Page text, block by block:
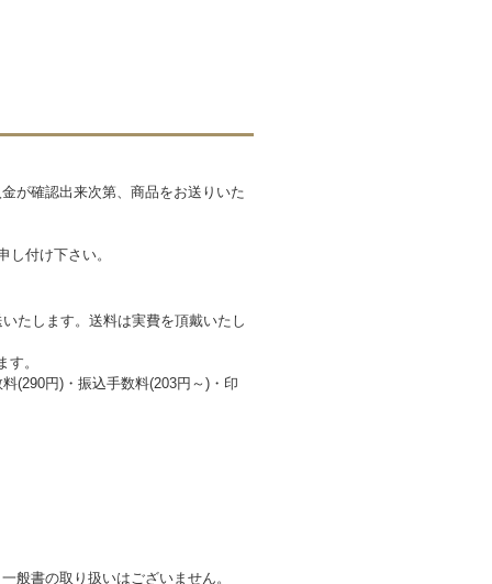
が確認出来次第、商品をお送りいた
付け下さい。
たします。送料は実費を頂戴いたし
。
(290円)・振込手数料(203円～)・印
般書の取り扱いはございません。